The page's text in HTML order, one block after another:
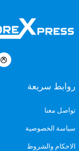
روابط سريعة
تواصل معنا
سياسة الخصوصية
الاحكام والشروط